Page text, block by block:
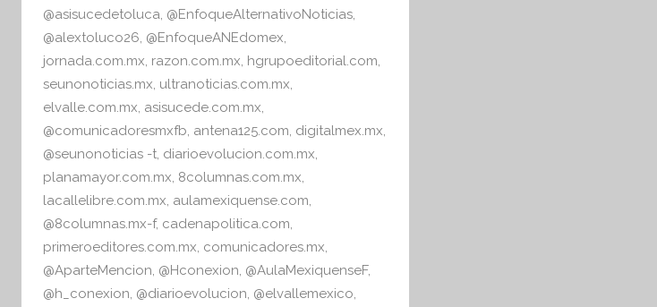
a
t
i
v
a
@asisucedetoluca @EnfoqueAlternativoNoticias
@alextoluco26 @EnfoqueANEdomex
jornada.com.mx razon.com.mx hgrupoeditorial.com
seunonoticias.mx ultranoticias.com.mx
elvalle.com.mx asisucede.com.mx
@comunicadoresmxfb antena125.com digitalmex.mx
@seunonoticias -t diarioevolucion.com.mx
planamayor.com.mx 8columnas.com.mx
lacallelibre.com.mx aulamexiquense.com
@8columnas.mx-f, cadenapolitica.com
primeroeditores.com.mx comunicadores.mx
@AparteMencion @Hconexion @AulaMexiquenseF,
@h_conexion @diarioevolucion @elvallemexico